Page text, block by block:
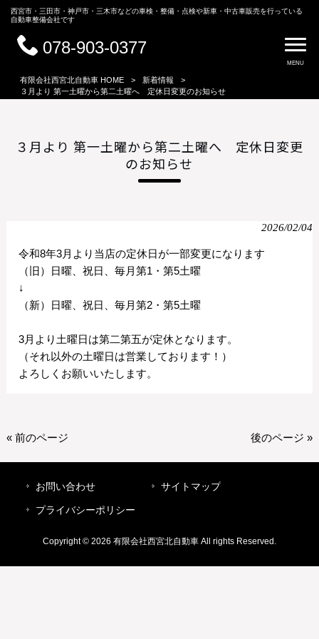
西宮市・三田市・神戸市・三木市などの車検・整備・点検や新車・中古車販売を行っている
自動車整備会社です
078-903-0377
MENU
有限会社西宮北自動車 HOME > 新着情報
>
３月より 第一土曜から第二土曜へ 定休日変更のお知らせ
３月より 第一土曜から第二土曜へ 定休日変更
のお知らせ
2026/02/04
令和8年3月より当店の定休日が一部変更になります
（旧）日曜、祝日、毎月第1・第5土曜
↓
（新）日曜、祝日、毎月第2・第5土曜
3月より土曜日は第二第五が定休となります。
（それ以外の土曜日は営業しております！）
よろしくお願いいたします。
« 前のページ 後のページ »
お問い合わせ サイトマップ
プライバシーポリシー
Copyright © 2026 有限会社西宮北自動車 All rights Reserved.